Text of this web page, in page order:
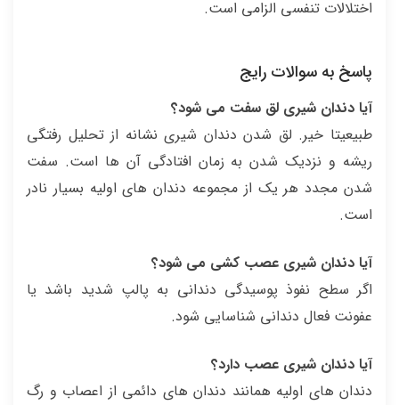
اختلالات تنفسی الزامی است.
پاسخ به سوالات رایج
آیا دندان شیری لق سفت می شود؟
طبیعیتا خیر. لق شدن دندان شیری نشانه از تحلیل رفتگی
ریشه و نزدیک شدن به زمان افتادگی آن ها است. سفت
شدن مجدد هر یک از مجموعه دندان های اولیه بسیار نادر
است.
آیا دندان شیری عصب کشی می شود؟
اگر سطح نفوذ پوسیدگی دندانی به پالپ شدید باشد یا
عفونت فعال دندانی شناسایی شود.
آیا دندان شیری عصب دارد؟
دندان های اولیه همانند دندان های دائمی از اعصاب و رگ